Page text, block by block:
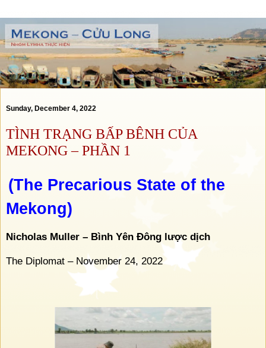
Sunday, December 4, 2022
TÌNH TRẠNG BẤP BÊNH CỦA
MEKONG – PHẦN 1
(The Precarious State of the
Mekong)
Nicholas Muller – Bình Yên Đông lược dịch
The Diplomat – November 24, 2022